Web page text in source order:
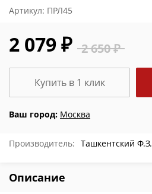
Артикул: ПРЛ45
2 650 ₽
2 079 ₽
Ваш город: Москва
Купить в 1 клик
Производитель: Ташкентский Ф.З.
Описание